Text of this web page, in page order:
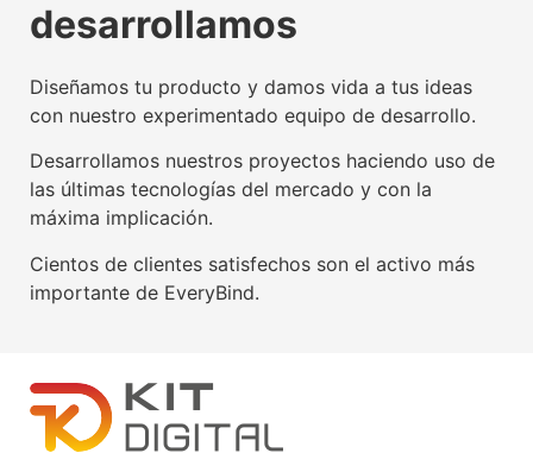
desarrollamos
Diseñamos tu producto y damos vida a tus ideas
con nuestro experimentado equipo de desarrollo.
Desarrollamos nuestros proyectos haciendo uso de
las últimas tecnologías del mercado y con la
máxima implicación.
Cientos de clientes satisfechos son el activo más
importante de EveryBind.